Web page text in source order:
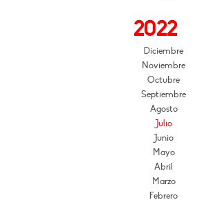
2022
Diciembre
Noviembre
Octubre
Septiembre
Agosto
Julio
Junio
Mayo
Abril
Marzo
Febrero